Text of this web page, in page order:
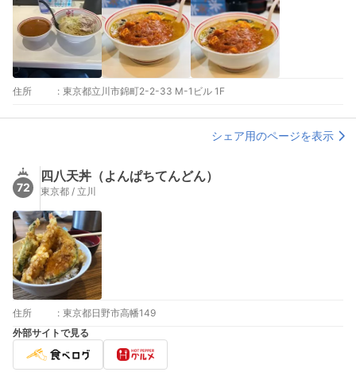
住所 : 東京都立川市錦町2-2-33 M-1ビル 1F
シェア用のページを表示
72
四八天丼（よんぱちてんどん）
東京都 / 立川
住所 : 東京都日野市高幡149
外部サイトで見る